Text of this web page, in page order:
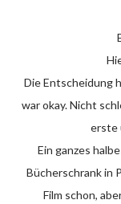
Die Entscheidung habe ich dann als Hörbuch gehört. Das Buch
war okay. Nicht
erste
Ein ganzes halbes Jahr habe ich als Hörbuch aus unserem
Bücherschrank in
Film schon,